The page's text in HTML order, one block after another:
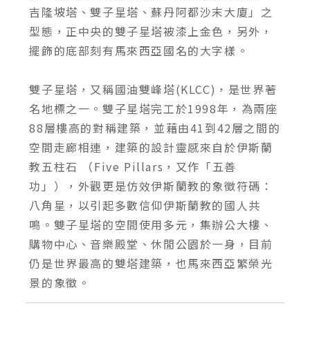
吉隆坡塔、雙子星塔、蘇丹阿都沙末大廈」之
型態，正中央的雙子星塔被漆上金色，另外，
擺飾的底部刻有馬來西亞國名的大字樣。
雙子星塔，又稱國油雙峰塔(KLCC)，是世界著
名地標之一。雙子星塔完工於1998年，為兩座
88層樓高的對稱建築，並藉由41到42層之間的
空間走廊相連，建築的設計靈感來自於伊斯蘭
教五柱石 （Five Pillars，又作「五善
功」），外觀更是仿效伊斯蘭教的象徵符碼：
八角星，以引起多數信仰伊斯蘭教的國人共
鳴。雙子星塔的空間使用多元，集辦公大樓、
購物中心、音樂殿堂、休閒公園於一身，目前
仍是世界最高的雙塔建築，也馬來西亞繁榮光